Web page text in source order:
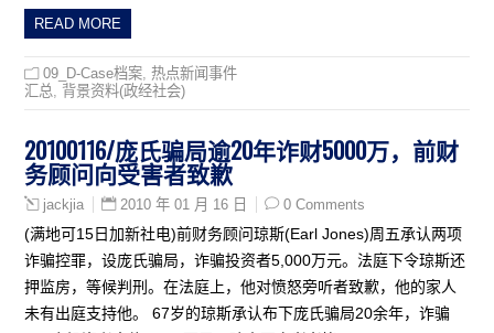
READ MORE
09_D-Case档案 ,热点新闻事件
汇总
背景资料(政经社会)
20100116/庞氏骗局逾20年诈财5000万，前财
务顾问向受害者致歉
jackjia 2010 年 01 月 16 日 0 Comments
(满地可15日加新社电)前财务顾问琼斯(Earl Jones)周五承认两项
诈骗控罪，设庞氏骗局，诈骗投资者5,000万元。法庭下令琼斯还
押监房，等候判刑。在法庭上，他对愤怒旁听者致歉，他的家人
未有出庭支持他。 67岁的琼斯承认布下庞氏骗局20余年，诈骗